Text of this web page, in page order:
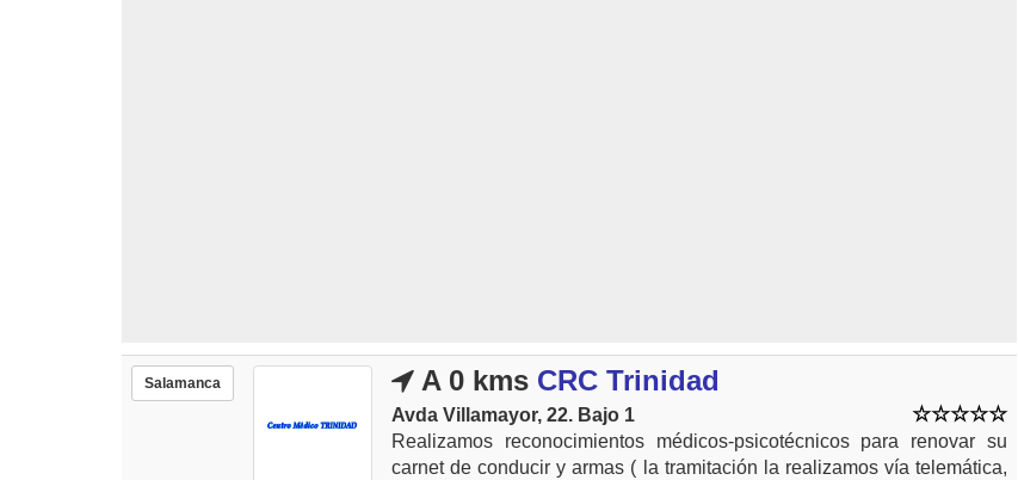
Salamanca A 0 kms CRC Trinidad
Avda Villamayor, 22. Bajo 1
Realizamos reconocimientos médicos-psicotécnicos para renovar su
carnet de conducir y armas ( la tramitación la realizamos vía telemática,